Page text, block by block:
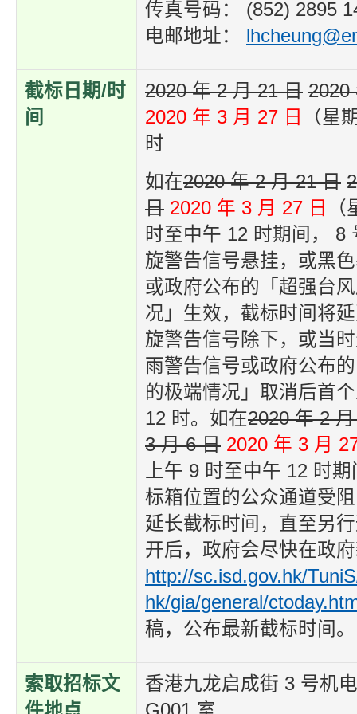
传真号码： (852) 2895
电邮地址：
截标日期/时
间
2020 年 2 月 21 日 2020
2020 年 3 月 27 日
（星
时
如在2020 年 2 月 21 日
日 2020 年 3 月 27 日
时至中午 12 时期间， 8
旋警告信号悬挂，或黑
或政府公布的「超强台
况」生效，截标时间将
旋警告信号除下，或当
雨警告信号或政府公布
的极端情况」取消后首
12 时。如在2020 年 2
3 月 6 日 2020 年 3 月
上午 9 时至中午 12 时
标箱位置的公众通道受
延长截标时间，直至另
开后，政府会尽快在政
http://sc.isd.gov.hk/
hk/gia/general/
稿，公布最新截标时间。
索取招标文
香港九龙启成街 3 号机